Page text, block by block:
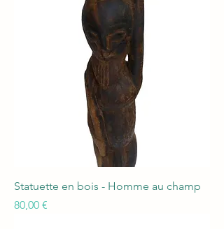
Statuette en bois - Homme au champ
Prix
80,00 €